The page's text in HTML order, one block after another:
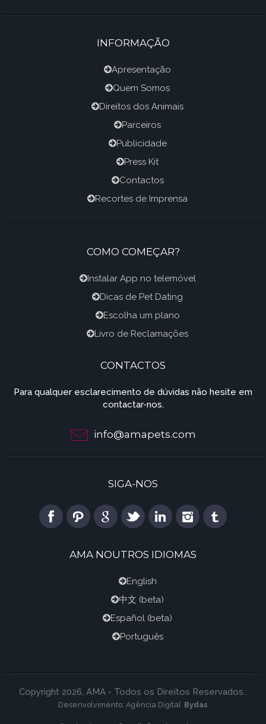
INFORMAÇÃO
Apresentação
Quem Somos
Direitos dos Animais
Parceiros
Publicidade
Press Kit
Contactos
Recortes de Imprensa
COMO COMEÇAR?
Instalar App no telemóvel
Dicas de Pet Dating
Escolha um plano
Livro de Reclamações
CONTACTOS
Para qualquer esclarecimento de dúvidas não hesite em
contactar-nos.
info@amapets.com
SIGA-NOS
AMA NOUTROS IDIOMAS
English
中文 (beta)
Español (beta)
Português
Copyright 2026, AMA - Todos os Direitos Reservados..
Desenvolvimento: Agência Digital Bydas